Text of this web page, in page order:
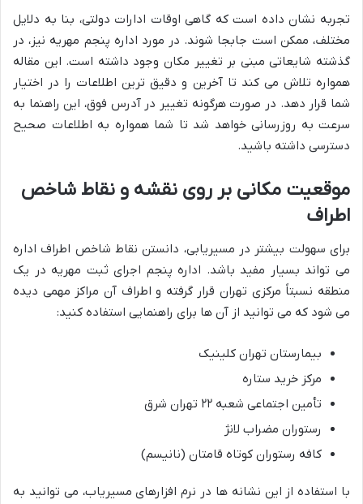
تجربه نشان داده است که گاهی اوقات ادارات دولتی، بنا به دلایل
مختلف، ممکن است جابجا شوند. در مورد اداره پنجم مهریه نیز، در
گذشته شایعاتی مبنی بر تغییر مکان وجود داشته است. این مقاله
همواره تلاش می کند تا آخرین و دقیق ترین اطلاعات را در اختیار
شما قرار دهد. در صورت هرگونه تغییر در آدرس فوق، این راهنما به
سرعت به روزرسانی خواهد شد تا شما همواره به اطلاعات صحیح
دسترسی داشته باشید.
موقعیت مکانی بر روی نقشه و نقاط شاخص
اطراف
برای سهولت بیشتر در مسیریابی، دانستن نقاط شاخص اطراف اداره
می تواند بسیار مفید باشد. اداره پنجم اجرای ثبت مهریه در یک
منطقه نسبتاً مرکزی تهران قرار گرفته و اطراف آن مراکز مهمی دیده
می شود که می توانید از آن ها برای راهنمایی استفاده کنید:
بیمارستان تهران کلینیک
مرکز خرید ستاره
تأمین اجتماعی شعبه ۲۲ تهران شرق
رستوران مضراب لانژ
کافه رستوران کوتاه قامتان (نانیسم)
با استفاده از این نشانه ها در نرم افزارهای مسیریاب، می توانید به